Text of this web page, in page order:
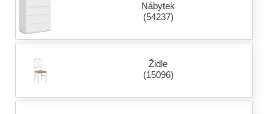
Nábytek
(54237)
Židle
(15096)